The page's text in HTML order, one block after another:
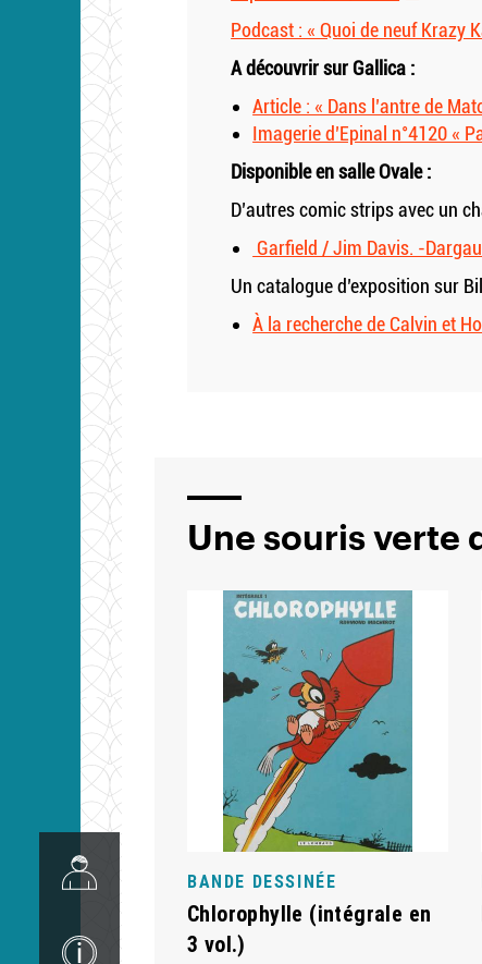
Podcast : « Quoi de neuf Krazy
A découvrir sur Gallica :
Article : « Dans l’antre de
Imagerie d’Epinal n°4120 «
Disponible en salle Ovale :
D’autres comic strips avec un
Garfield / Jim Davis. -
Un catalogue d’exposition sur
À la recherche de Calvin et
Une souris verte
BANDE DESSINÉE
Chlorophylle (intégrale en
3 vol.)